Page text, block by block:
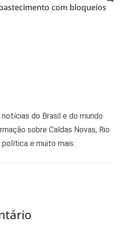
com bloqueios
do Brasil e do mundo
sobre Caldas Novas, Rio
e muito mais.